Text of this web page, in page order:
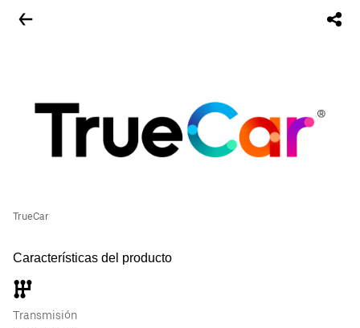
TrueCar
Características del producto
Transmisión